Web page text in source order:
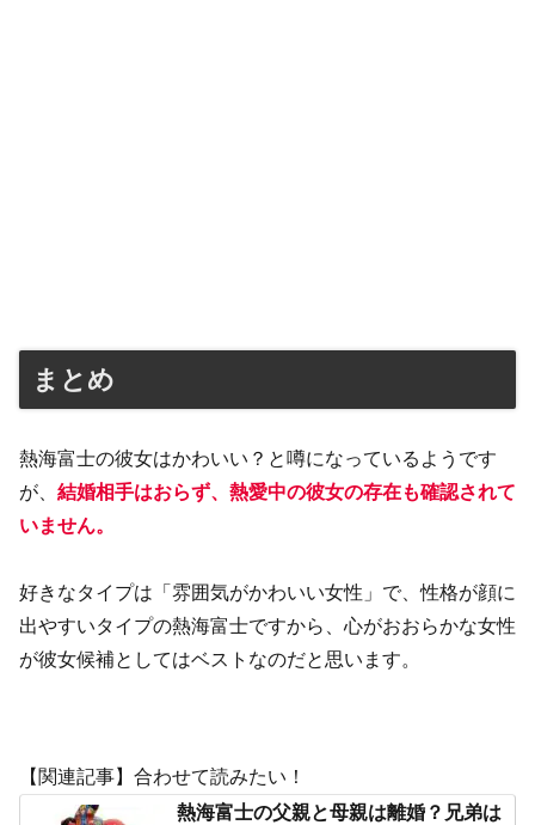
まとめ
熱海富士の彼女はかわいい？と噂になっているようです
が、 結婚相手はおらず、熱愛中の彼女の存在も確認されて
いません。
好きなタイプは「雰囲気がかわいい女性」で、性格が顔に
出やすいタイプの熱海富士ですから、心がおおらかな女性
が彼女候補としてはベストなのだと思います。
【関連記事】合わせて読みたい！
熱海富士の父親と母親は離婚？兄弟は